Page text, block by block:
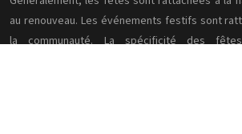
au renouveau. Les événements festifs sont
la communauté. La spécificité des